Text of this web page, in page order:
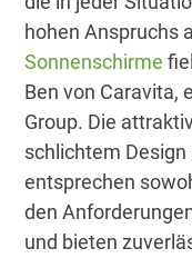
hohen Anspruchs
Sonnenschirme
Ben von Caravita,
Group. Die
schlichtem
entsprechen
den
und bieten